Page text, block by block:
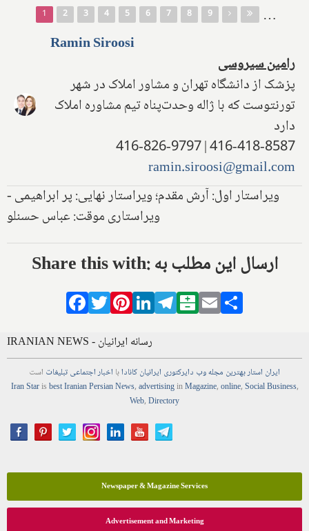
Pages
1 2 3 4 5 6 7 8 9
…
Ramin Siroosi
رامین سیروسی
پزشک از دانشگاه تهران و مشاور املاک در شهر
تورنتوست که با ژاله وحدت‌پناه تیم مشاوره املاک
دارد
416-418-8587 | 416-826-9797
ramin.siroosi@gmail.com
ویراستار اول: آرش مقدم؛ ویراستار نهایی: پر ابراهیمی -
ویراستاری موقت: عباس حسنلو
Share this with: ارسال این مطلب به
Facebook
TwitterPinterestLinkedIn
Telegram
Balatarin
Email
IRANIAN NEWS - رسانه ایرانیان
ایران استاربهترین مجلهوب دایرکتوری ایرانیان کانادابا اخباراجتماعیتبلیغات است
Iran Starisbest Iranian PersianNews,advertisinginMagazine,online,Social Business,
Web,Directory
Newspaper & Magazine Services
Advertisement and Marketing